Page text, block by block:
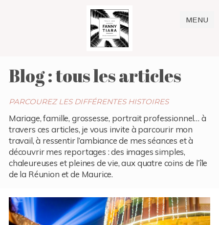
MENU
Blog : tous les articles
PARCOUREZ LES DIFFÉRENTES HISTOIRES
Mariage, famille, grossesse, portrait professionnel… à
travers ces articles, je vous invite à parcourir mon
travail, à ressentir l’ambiance de mes séances et à
découvrir mes reportages : des images simples,
chaleureuses et pleines de vie, aux quatre coins de l’île
de la Réunion et de Maurice.